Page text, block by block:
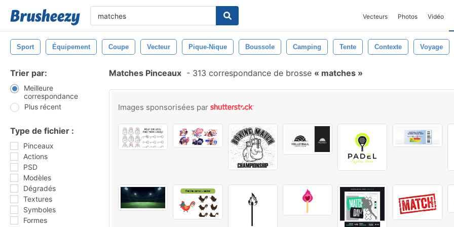
Vecteurs Photos Vidéo
Sport Équipement Coupe Vecteur Pique-Nique Boussole Camping Tente Contexte Voyage
Trier par:
Meilleure
correspondance
Plus récent
Type de fichier :
Pinceaux
Actions
PSD
Modèles
Dégradés
Textures
Symboles
Formes
Matches Pinceaux - 313 correspondance de brosse matches
Images sponsorisées par